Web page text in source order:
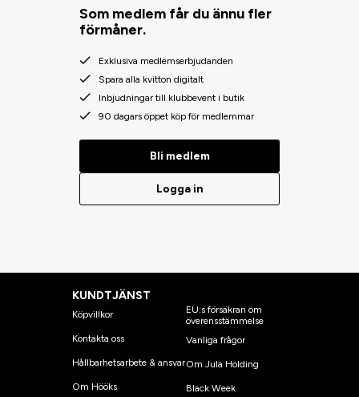
Som medlem får du ännu fler
förmåner.
Exklusiva medlemserbjudanden
Spara alla kvitton digitalt
Inbjudningar till klubbevent i butik
90 dagars öppet köp för medlemmar
Bli medlem
Logga in
KUNDTJÄNST
Köpvillkor
Kontakta oss
Hållbarhetsarbete & ansvar
Om Hööks
EU:s försäkran om
överensstämmelse
Vanliga frågor
Om Jula Holding
Black Week